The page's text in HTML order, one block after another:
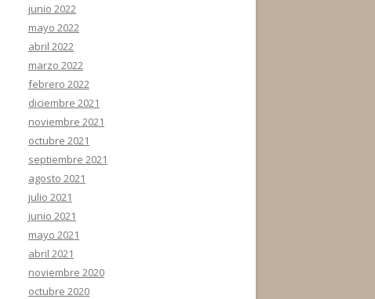
junio 2022
mayo 2022
abril 2022
marzo 2022
febrero 2022
diciembre 2021
noviembre 2021
octubre 2021
septiembre 2021
agosto 2021
julio 2021
junio 2021
mayo 2021
abril 2021
noviembre 2020
octubre 2020